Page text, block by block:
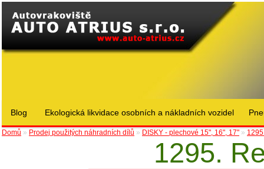
Blog Ekologická likvidace osobních a nákladních vozidel
Domů » Prodej použitých náhradních dílů » DISKY - plechové 15", 16", 17" »
1295.